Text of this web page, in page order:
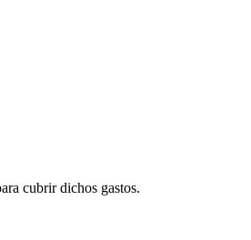
cubrir dichos gastos.